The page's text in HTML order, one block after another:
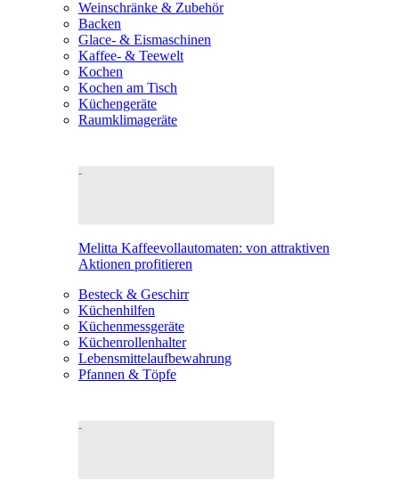
Weinschränke & Zubehör
Backen
Glace- & Eismaschinen
Kaffee- & Teewelt
Kochen
Kochen am Tisch
Küchengeräte
Raumklimageräte
Melitta Kaffeevollautomaten: von attraktiven
Aktionen profitieren
Besteck & Geschirr
Küchenhilfen
Küchenmessgeräte
Küchenrollenhalter
Lebensmittelaufbewahrung
Pfannen & Töpfe